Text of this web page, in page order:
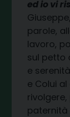
ed io vi
parole,
lavoro,
sul petto
e
e Colui
paternità